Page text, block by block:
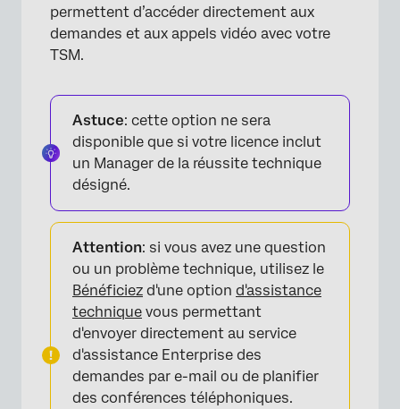
×
permettent d’accéder directement aux
demandes et aux appels vidéo avec votre
TSM.
Astuce: cette option ne sera
disponible que si votre licence inclut
un Manager de la réussite technique
désigné.
Attention: si vous avez une question
ou un problème technique, utilisez le
Bénéficiez d'une option d'assistance
technique vous permettant
d'envoyer directement au service
d'assistance Enterprise des
demandes par e-mail ou de planifier
des conférences téléphoniques.